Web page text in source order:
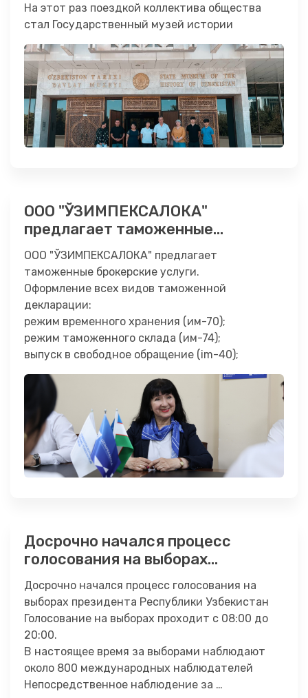
На этот раз поездкой коллектива общества
стал Государственный музей истории
Узбекистана. …
ООО "ЎЗИМПЕКСАЛОКА"
предлагает таможенные
брокерские услуги.
ООО "ЎЗИМПЕКСАЛОКА" предлагает
таможенные брокерские услуги.
Оформление всех видов таможенной
декларации:
режим временного хранения (им-70);
режим таможенного склада (им-74);
выпуск в свободное обращение (im-40);
ЭК-11, им-41 и …
Досрочно начался процесс
голосования на выборах
президента Республики
Узбекистан
Досрочно начался процесс голосования на
выборах президента Республики Узбекистан
Голосование на выборах проходит с 08:00 до
20:00.
В настоящее время за выборами наблюдают
около 800 международных наблюдателей
Непосредственное наблюдение за …